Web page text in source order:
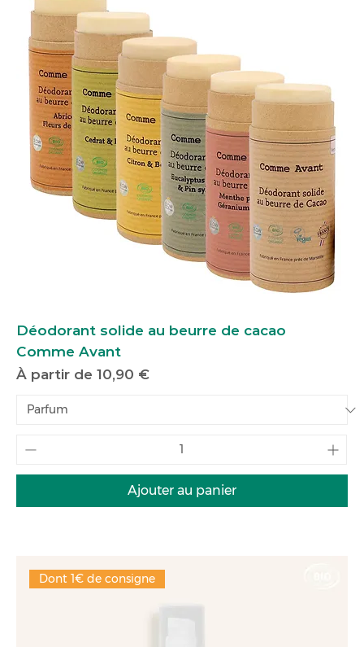
Déodorant solide au beurre de cacao
Comme Avant
À partir de 10,90 €
Prix promotionnel
Ajouter au panier
Dont 1€ de consigne